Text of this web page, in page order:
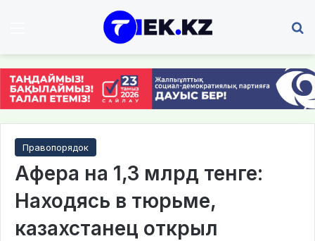
Правопорядок
Афера на 1,3 млрд тенге:
Находясь в тюрьме,
казахстанец открыл